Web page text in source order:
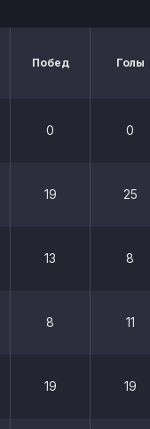
Побед Голы
0 0
19 25
13 8
8 11
19 19